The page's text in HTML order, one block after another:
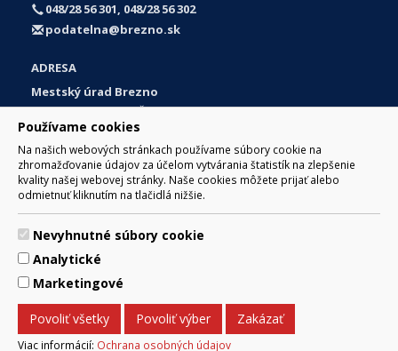
Používame cookies
Na našich webových stránkach používame súbory cookie na
zhromažďovanie údajov za účelom vytvárania štatistík na zlepšenie
kvality našej webovej stránky. Naše cookies môžete prijať alebo
odmietnuť kliknutím na tlačidlá nižšie.
Nevyhnutné súbory cookie
Analytické
Marketingové
Povoliť všetky Povoliť výber Zakázať
Viac informácií: Ochrana osobných údajov
048/28 56 301, 048/28 56 302
podatelna@brezno.sk
ADRESA
Mestský úrad Brezno
Námestie gen. M. R. Štefánika 1
977 01 Brezno
Slovakia (Slovak Republic)
© 2017 Mesto Brezno, Námestie gen. M. R. Štefánika 1, Brezno
977 01 Tel.: 048/28 56 301, 048/28 56 302 Email:
Za obsah zodpovedá Mesto Brezno. Technický prevádzkovateľ:
Arrabella, s.r.o. , Pod Donátom 12/136 Žiar nad Hronom 965 01
podpora@internetova-stranka.sk
Prehlásenie o prístupnosti
Ochrana osobných údajov